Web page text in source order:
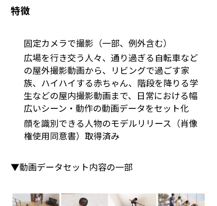
特徴
固定カメラで撮影（一部、例外含む）
広場を行き交う人々、通り過ぎる自転車など
の屋外撮影動画から、リビングで過ごす家
族、ハイハイする赤ちゃん、階段を降りる学
生などの屋内撮影動画まで、日常における幅
広いシーン・動作の動画データをセット化
顔を識別できる人物のモデルリリース（肖像
権使用同意書）取得済み
▼動画データセット内容の一部